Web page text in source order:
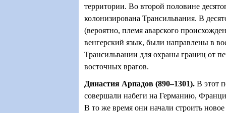
территории. Во второй половине
колонизирована Трансильвания. В
(вероятно, племя аварского
венгерский язык, были направлены в
Трансильвании для охраны границ от
восточных врагов.
Династия Арпадов (890–1301). В этот
совершали набеги на Германию,
В то же время они начали строить новое